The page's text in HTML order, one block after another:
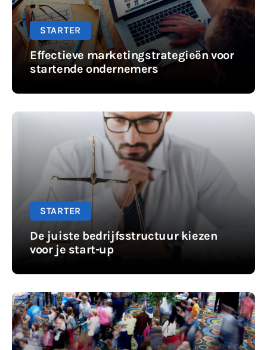
STARTER
Effectieve marketingstrategieën voor
startende ondernemers
STARTER
De juiste bedrijfsstructuur kiezen
voor je start-up